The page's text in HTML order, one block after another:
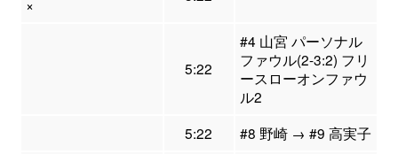
×
5:22
#4 山宮 パーソナル
ファウル(2-3:2) フリ
ースローオンファウ
ル2
5:22
#8 野崎 → #9 高実子